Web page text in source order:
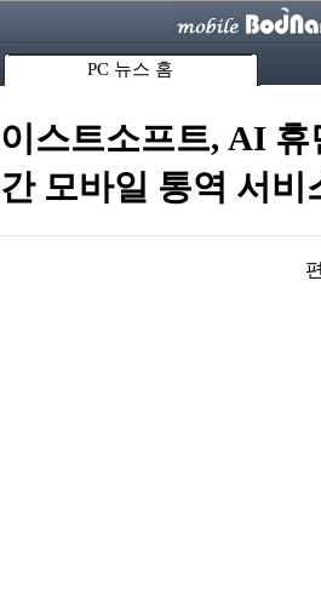
PC 뉴스 홈
이스트소프트, AI 휴
간 모바일 통역 서비